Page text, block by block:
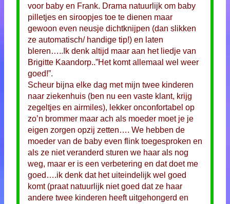
voor baby en Frank. Drama natuurlijk om baby
pilletjes en siroopjes toe te dienen maar
gewoon even neusje dichtknijpen (dan slikken
ze automatisch/ handige tip!) en laten
bleren…..Ik denk altijd maar aan het liedje van
Brigitte Kaandorp..”Het komt allemaal wel weer
goed!”.
Scheur bijna elke dag met mijn twee kinderen
naar ziekenhuis (ben nu een vaste klant, krijg
zegeltjes en airmiles), lekker onconfortabel op
zo’n brommer maar ach als moeder moet je je
eigen zorgen opzij zetten…. We hebben de
moeder van de baby even flink toegesproken en
als ze niet veranderd sturen we haar als nog
weg, maar er is een verbetering en dat doet me
goed….ik denk dat het uiteindelijk wel goed
komt (praat natuurlijk niet goed dat ze haar
andere twee kinderen heeft uitgehongerd en